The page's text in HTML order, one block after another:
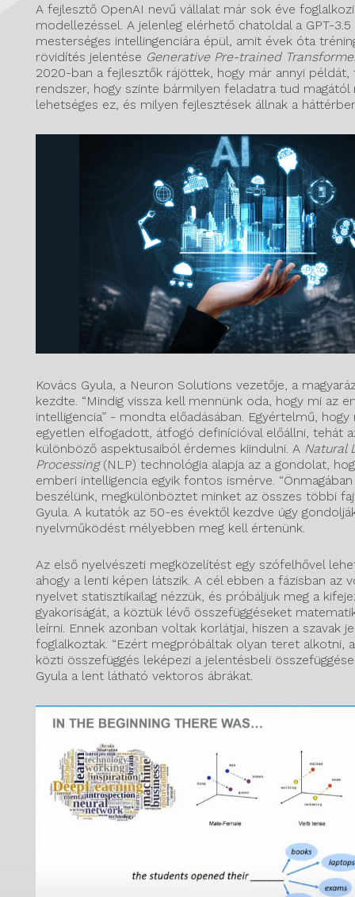
A fejlesztő OpenAI nevű vállalat már sok éve
modellezéssel. A jelenleg elérhető chatoldal a GPT-3.5
mesterséges intellingenciára épül, amit évek óta
rövidítés jelentése Generative Pre-trained
2020-ban a fejlesztők rájöttek, hogy már annyi
rendszer, hogy szinte bármilyen feladatra tud magától
lehetséges ez, és milyen fejlesztések állnak a
Kovács Gyula, a Neuron Solutions vezetője, a
kezdte. “Mindig vissza kell mennünk oda, hogy mi az
intelligencia” - mondta előadásában. Egyértelmű,
egyetlen elfogadott, átfogó definícióval előállni, tehát
különböző aspektusaiból érdemes kiindulni. A Natural
Processing(NLP) technológia alapja az a gondolat,
emberi intelligencia egyik fontos ismérve.
beszélünk, megkülönböztet minket az összes többi
Gyula. A kutatók az 50-es évektől kezdve úgy
nyelvműködést mélyebben meg kell értenünk.
Az első nyelvészeti megközelítést egy szófelhővel
ahogy a lenti képen látszik. A cél ebben a fázisban az
nyelvet statisztikailag nézzük, és próbáljuk meg a
gyakoriságát, a köztük lévő összefüggéseket
leírni. Ennek azonban voltak korlátjai, hiszen a szavak
foglalkoztak. “Ezért megpróbáltak olyan teret alkotni,
közti összefüggés leképezi a jelentésbeli
Gyula a lent látható vektoros ábrákat.